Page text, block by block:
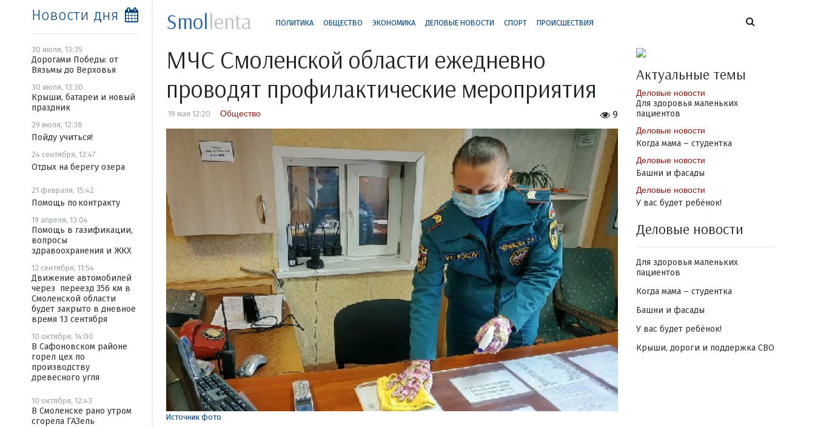
Новости дня
30 июля, 13:35
Дорогами Победы: от
Вязьмы до Верховья
30 июля, 13:30
Крыши, батареи и новый
праздник
29 июля, 12:38
Пойду учиться!
24 сентября, 12:47
Отдых на берегу озера
21 февраля, 15:42
Помощь по контракту
19 апреля, 13:04
Помощь в газификации,
вопросы
здравоохранения и ЖКХ
12 сентября, 11:54
Движение автомобилей
через переезд 356 км в
Смоленской области
будет закрыто в дневное
время 13 сентября
10 октября, 14:00
В Сафоновском районе
горел цех по
производству
древесного угля
10 октября, 12:43
В Смоленске рано утром
сгорела ГАЗель
Smollenta ПОЛИТИКА ОБЩЕСТВО ЭКОНОМИКА ДЕЛОВЫЕ НОВОСТИ СПОРТ ПРОИСШЕСТВИЯ
МЧС Смоленской области ежедневно
проводят профилактические мероприятия
9
19 мая 12:20 Общество
Источник фото
Актуальные темы
Деловые новости
Для здоровья маленьких
пациентов
Деловые новости
Когда мама – студентка
Деловые новости
Башни и фасады
Деловые новости
У вас будет ребёнок!
Деловые новости
Для здоровья маленьких
пациентов
Когда мама – студентка
Башни и фасады
У вас будет ребёнок!
Крыши, дороги и поддержка СВО